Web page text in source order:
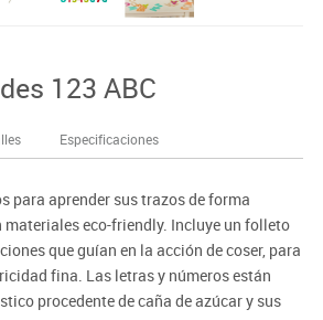
123 ABC
Especificaciones
para aprender sus trazos de forma
eco-friendly. Incluye un folleto
que guían en la acción de coser, para
fina. Las letras y números están
procedente de caña de azúcar y sus